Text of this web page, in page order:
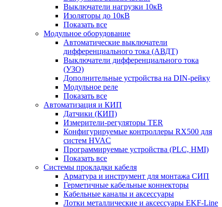
Выключатели нагрузки 10кВ
Изоляторы до 10кВ
Показать все
Модульное оборудование
Автоматические выключатели
дифференциального тока (АВДТ)
Выключатели дифференциального тока
(УЗО)
Дополнительные устройства на DIN-рейку
Модульное реле
Показать все
Автоматизация и КИП
Датчики (КИП)
Измерители-регуляторы TER
Конфигурируемые контроллеры RX500 для
систем HVAC
Программируемые устройства (PLC, HMI)
Показать все
Системы прокладки кабеля
Арматура и инструмент для монтажа СИП
Герметичные кабельные коннекторы
Кабельные каналы и аксессуары
Лотки металлические и аксессуары EKF-Line